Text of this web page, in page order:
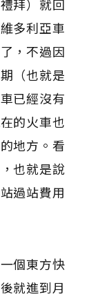
拜）就回
多利亞車
，不過因
（也就是
已經沒有
的火車也
地方。看
也就是說
過站費用
個東方快
就進到月